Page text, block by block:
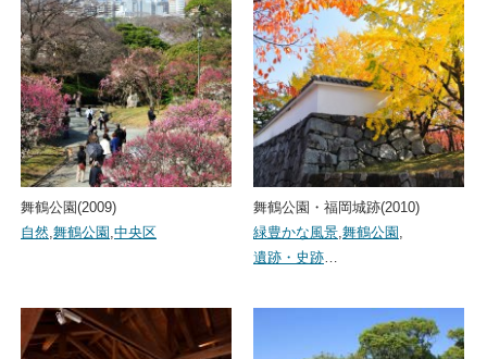
舞鶴公園(2009)
自然,舞鶴公園 ,中央区
舞鶴公園・福岡城跡(2010)
緑豊かな風景,舞鶴公園 ,
遺跡・史跡…